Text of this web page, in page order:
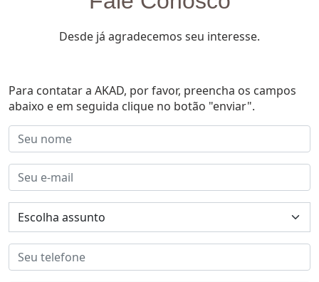
Desde já agradecemos seu interesse.
Para contatar a AKAD, por favor, preencha os campos
abaixo e em seguida clique no botão "enviar".